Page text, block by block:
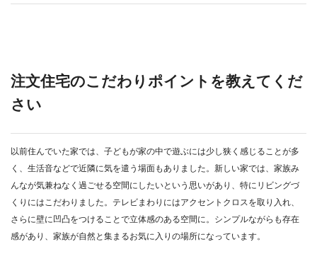
注文住宅のこだわりポイントを教えてくだ
さい
以前住んでいた家では、子どもが家の中で遊ぶには少し狭く感じることが多
く、生活音などで近隣に気を遣う場面もありました。新しい家では、家族み
んなが気兼ねなく過ごせる空間にしたいという思いがあり、特にリビングづ
くりにはこだわりました。テレビまわりにはアクセントクロスを取り入れ、
さらに壁に凹凸をつけることで立体感のある空間に。シンプルながらも存在
感があり、家族が自然と集まるお気に入りの場所になっています。